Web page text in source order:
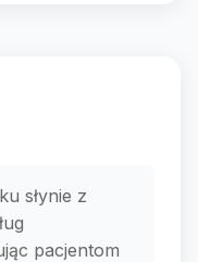
słynie z
pacjentom